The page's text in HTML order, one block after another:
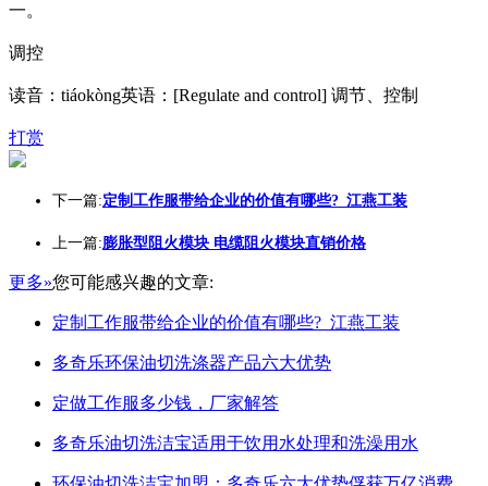
一。
调控
读音：tiáokòng英语：[Regulate and control] 调节、控制
打赏
下一篇:定制工作服带给企业的价值有哪些?_江燕工装
上一篇:膨胀型阻火模块 电缆阻火模块直销价格
更多»您可能感兴趣的文章:
定制工作服带给企业的价值有哪些?_江燕工装
多奇乐环保油切洗涤器产品六大优势
定做工作服多少钱，厂家解答
多奇乐油切洗洁宝适用于饮用水处理和洗澡用水